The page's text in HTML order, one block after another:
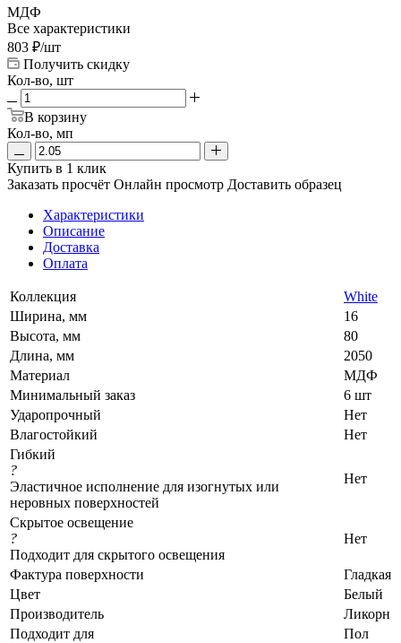
МДФ
Все характеристики
803 ₽/шт
Получить скидку
Кол-во, шт
В корзину
Кол-во, мп
Купить в 1 клик
Заказать просчёт Онлайн просмотр Доставить образец
Характеристики
Описание
Доставка
Оплата
Коллекция
White
Ширина, мм
16
Высота, мм
80
Длина, мм
2050
Материал
МДФ
Минимальный заказ
6 шт
Ударопрочный
Нет
Влагостойкий
Нет
Гибкий
?
Эластичное исполнение для изогнутых или
неровных поверхностей
Нет
Скрытое освещение
?
Подходит для скрытого освещения
Нет
Фактура поверхности
Гладкая
Цвет
Белый
Производитель
Ликорн
Подходит для
Пол